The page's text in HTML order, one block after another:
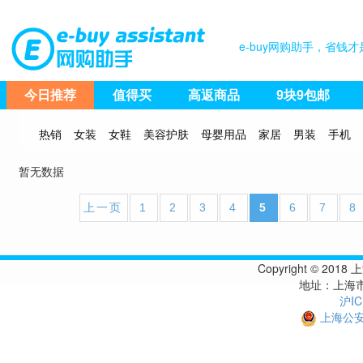
e-buy网购助手，省钱
今日推荐 值得买 高返商品 9块9包邮
热销 女装 女鞋 美容护肤 母婴用品 家居 男装 手机
暂无数据
上一页 1 2 3 4 5 6 7 8
Copyright © 2018
地址：上海
沪
上海公